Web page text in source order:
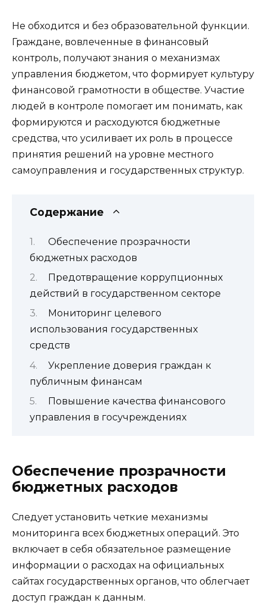
Не обходится и без образовательной функции.
Граждане, вовлеченные в финансовый
контроль, получают знания о механизмах
управления бюджетом, что формирует культуру
финансовой грамотности в обществе. Участие
людей в контроле помогает им понимать, как
формируются и расходуются бюджетные
средства, что усиливает их роль в процессе
принятия решений на уровне местного
самоуправления и государственных структур.
Содержание
Обеспечение прозрачности
бюджетных расходов
Предотвращение коррупционных
действий в государственном секторе
Мониторинг целевого
использования государственных
средств
Укрепление доверия граждан к
публичным финансам
Повышение качества финансового
управления в госучреждениях
Обеспечение прозрачности
бюджетных расходов
Следует установить четкие механизмы
мониторинга всех бюджетных операций. Это
включает в себя обязательное размещение
информации о расходах на официальных
сайтах государственных органов, что облегчает
доступ граждан к данным.